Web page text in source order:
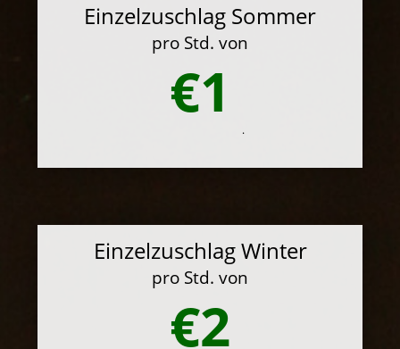
Einzelzuschlag Sommer
pro Std. von
€1
.
Einzelzuschlag Winter
pro Std. von
€2